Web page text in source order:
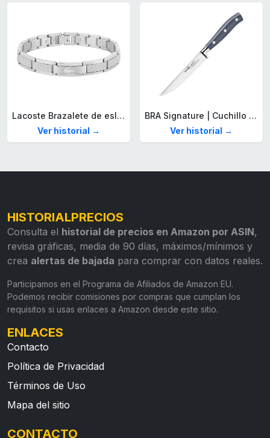
Lacoste Brazalete de eslabón para Hombre Colección STENCIL de Acero inoxidable
Ver historial →
BRA Signature | Cuchillo tomatero 120 mm, Acero Inoxidable alemán forjado con Molibdeno Vanadio, Mango Remachado ABS, Diseño Ergonómico, Hoja 1,6 mm espesor
Ver historial →
HISTORIALPRECIOS
Consulta el historial de precios en Amazon por ASIN,
revisa gráficas, media de 90 días, máximos/mínimos y
crea alertas de bajada para comprar con datos reales.
Participamos en el Programa de Afiliados de Amazon EU.
Podemos recibir comisiones por compras que cumplan los
requisitos si usas enlaces a Amazon desde este sitio.
ENLACES
Contacto
Política de Privacidad
Términos de Uso
Mapa del sitio
CONTACTO